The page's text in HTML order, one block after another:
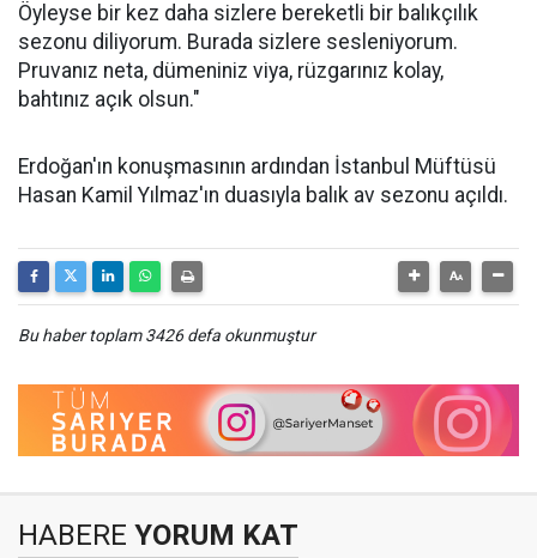
Öyleyse bir kez daha sizlere bereketli bir balıkçılık
sezonu diliyorum. Burada sizlere sesleniyorum.
Pruvanız neta, dümeniniz viya, rüzgarınız kolay,
bahtınız açık olsun."
Erdoğan'ın konuşmasının ardından İstanbul Müftüsü
Hasan Kamil Yılmaz'ın duasıyla balık av sezonu açıldı.
Bu haber toplam 3426 defa okunmuştur
HABERE YORUM KAT